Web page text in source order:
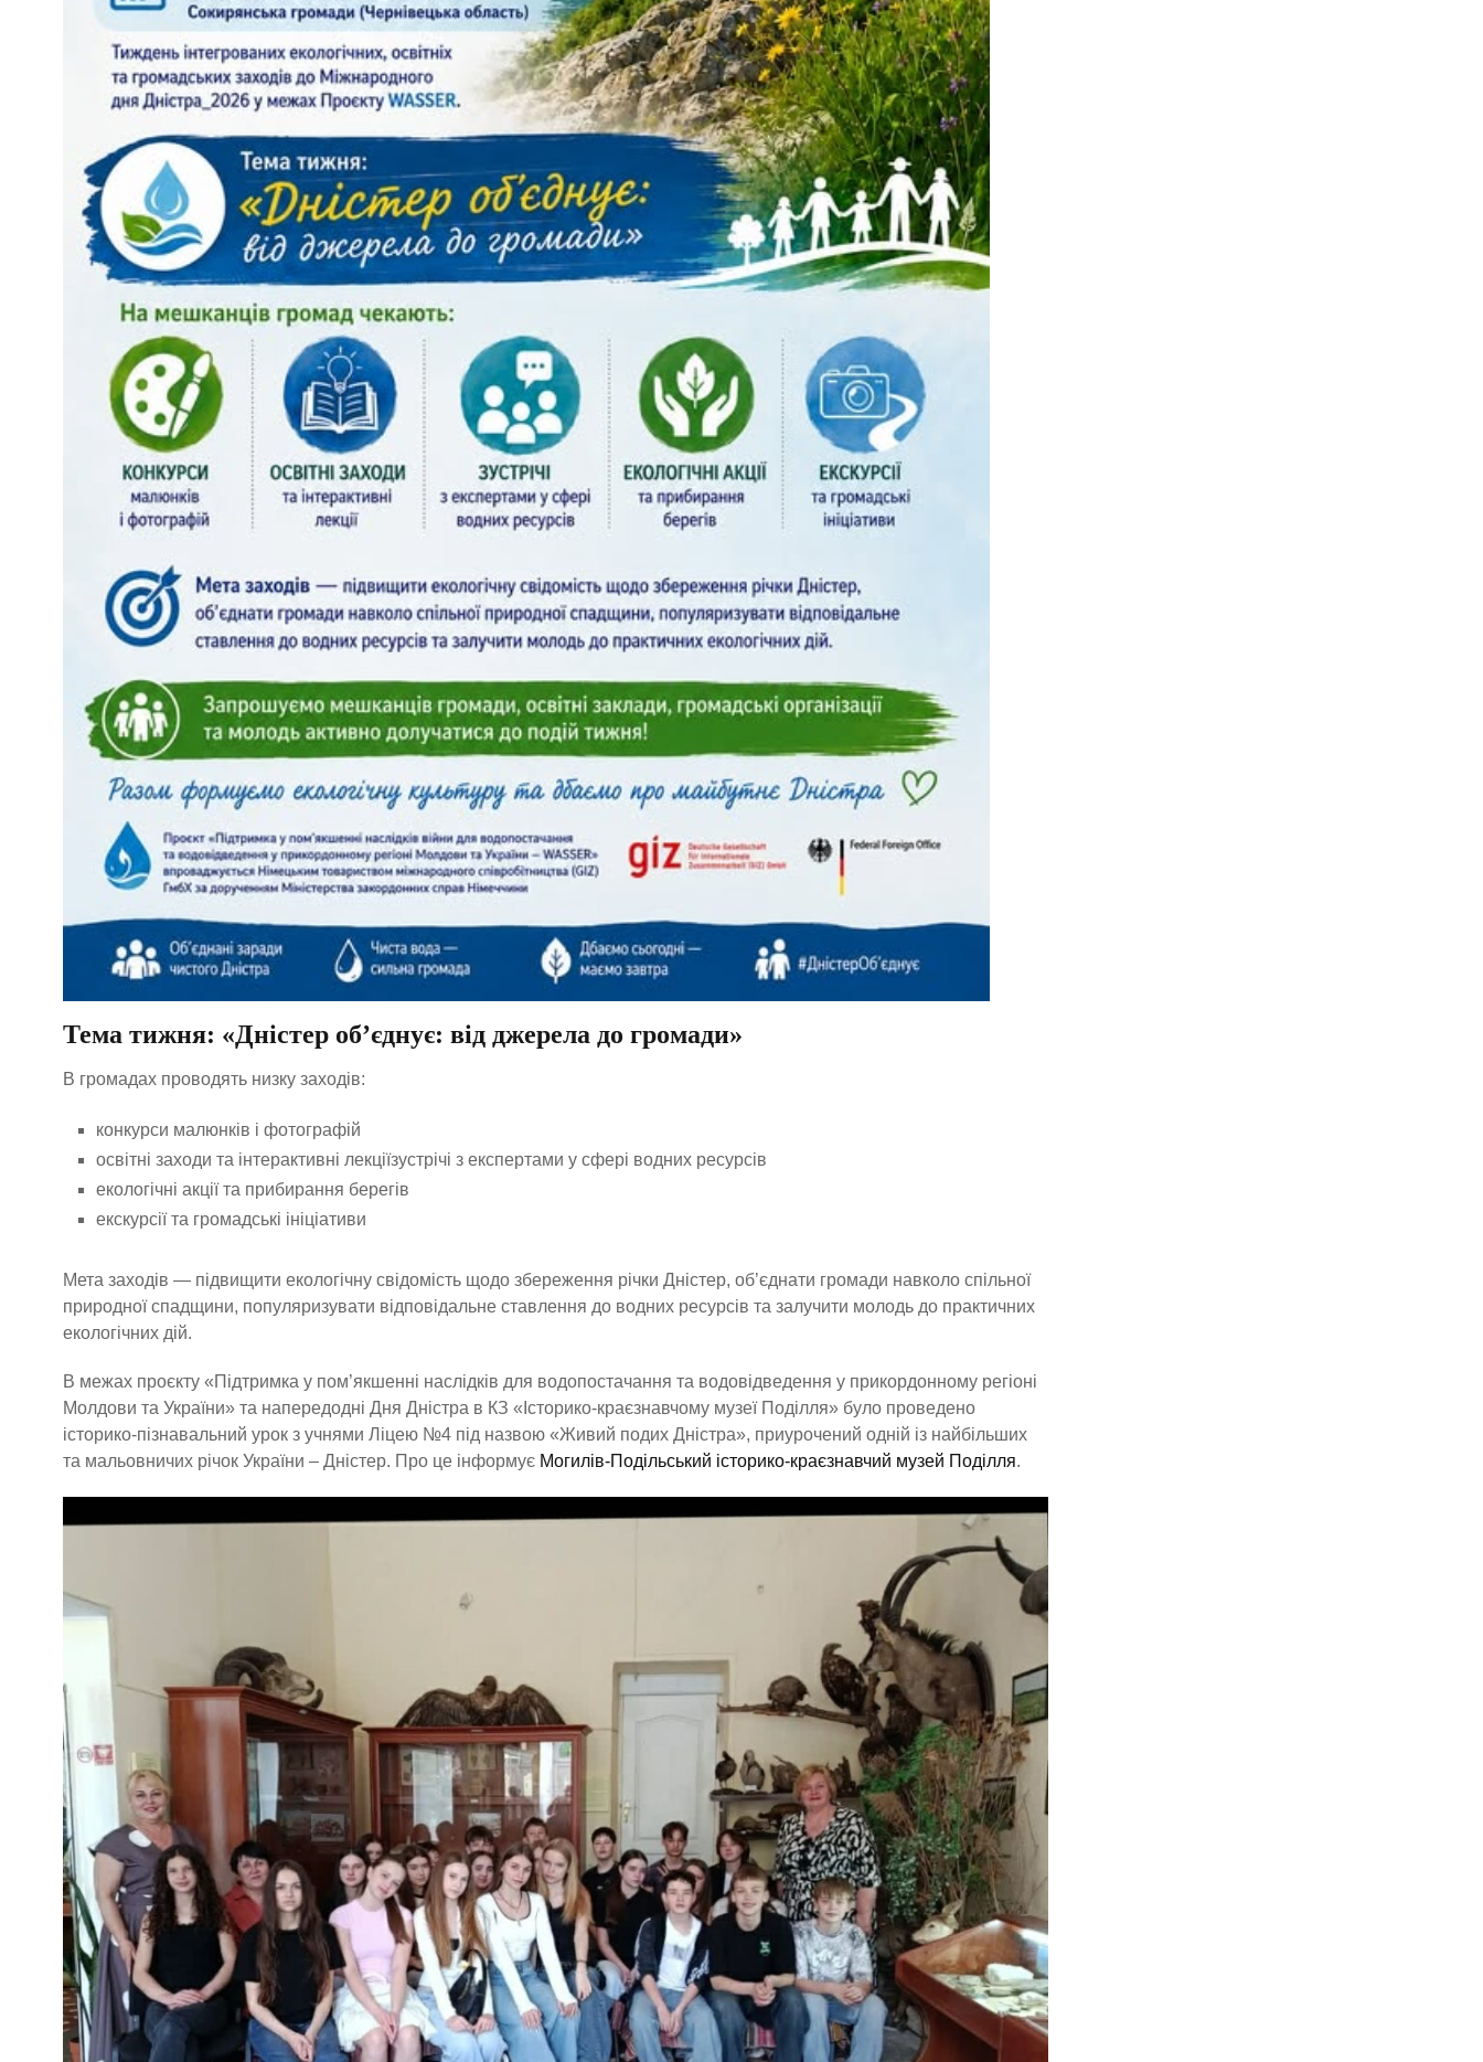
Тема тижня: «Дністер об’єднує: від джерела до громади»
В громадах проводять низку заходів:
конкурси малюнків і фотографій
освітні заходи та інтерактивні лекціїзустрічі з експертами у сфері водних ресурсів
екологічні акції та прибирання берегів
екскурсії та громадські ініціативи
Мета заходів — підвищити екологічну свідомість щодо збереження річки Дністер, об’єднати громади навколо спільної
природної спадщини, популяризувати відповідальне ставлення до водних ресурсів та залучити молодь до практичних
екологічних дій.
В межах проєкту «Підтримка у пом’якшенні наслідків для водопостачання та водовідведення у прикордонному регіоні
Молдови та України» та напередодні Дня Дністра в КЗ «Історико-краєзнавчому музеї Поділля» було проведено
історико-пізнавальний урок з учнями Ліцею №4 під назвою «Живий подих Дністра», приурочений одній із найбільших
та мальовничих річок України – Дністер. Про це інформує Могилів-Подільський історико-краєзнавчий музей Поділля.